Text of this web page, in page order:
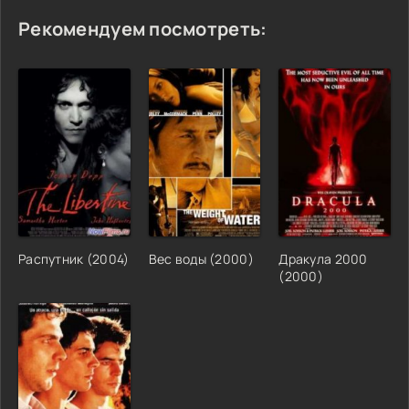
Рекомендуем посмотреть:
Распутник (2004) Вес воды (2000)
Дракула 2000
(2000)